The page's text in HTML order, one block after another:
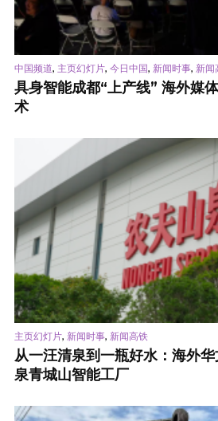
中国频道, 主页幻灯片, 今日中国, 新闻时事, 新闻
具身智能成都“上产线” 海外媒
术
主页幻灯片, 新闻时事, 新闻高铁
从一汪清泉到一瓶好水：海外
泉青城山智能工厂